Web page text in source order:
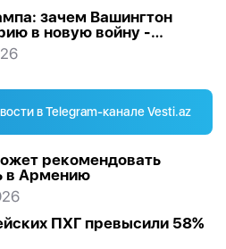
зачем Вашингтон
в новую войну -
в Telegram-канале Vesti.az
рекомендовать
в Армению
ПХГ превысили 58%